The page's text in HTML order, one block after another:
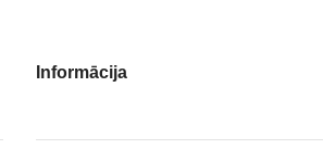
Informācija